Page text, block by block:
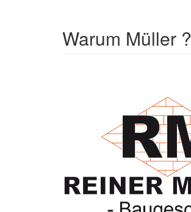
Warum Müller ?